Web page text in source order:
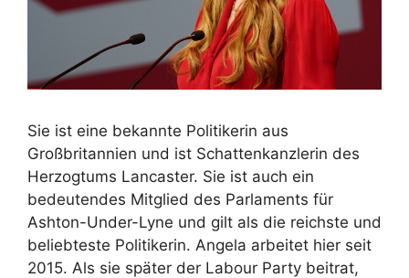
Sie ist eine bekannte Politikerin aus
Großbritannien und ist Schattenkanzlerin des
Herzogtums Lancaster. Sie ist auch ein
bedeutendes Mitglied des Parlaments für
Ashton-Under-Lyne und gilt als die reichste und
beliebteste Politikerin. Angela arbeitet hier seit
2015. Als sie später der Labour Party beitrat,